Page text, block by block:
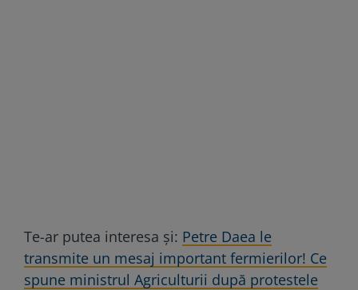
Te-ar putea interesa și: Petre Daea le
transmite un mesaj important fermierilor! Ce
spune ministrul Agriculturii după protestele